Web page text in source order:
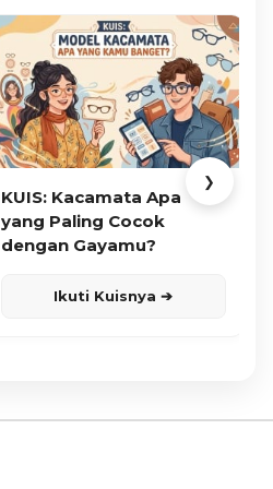
KUIS: Kacamata Apa
yang Paling Cocok
dengan Gayamu?
Ikuti Kuisnya ➔
❯